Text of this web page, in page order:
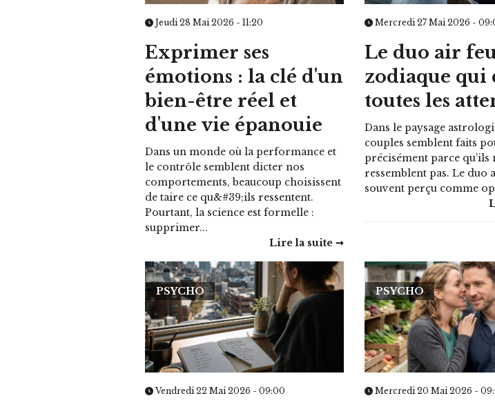
Jeudi 28 Mai 2026 - 11:20
Exprimer ses
émotions : la clé d'un
bien-être réel et
d'une vie épanouie
Dans un monde où la performance et
le contrôle semblent dicter nos
comportements, beaucoup choisissent
de taire ce qu&#39;ils ressentent.
Pourtant, la science est formelle :
supprimer...
Lire la suite ➞
Mercredi 27 Mai 2026 -
Le duo air
zodiaque qui
toutes les
Dans le paysage
couples semblent faits
précisément parce qu’ils
ressemblent pas. Le duo
souvent perçu comme
PSYCHO
Vendredi 22 Mai 2026 - 09:00
PSYCHO
Mercredi 20 Mai 2026 -